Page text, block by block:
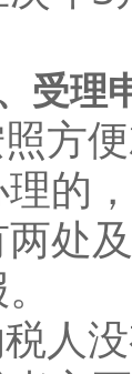
理
便
的
处
没